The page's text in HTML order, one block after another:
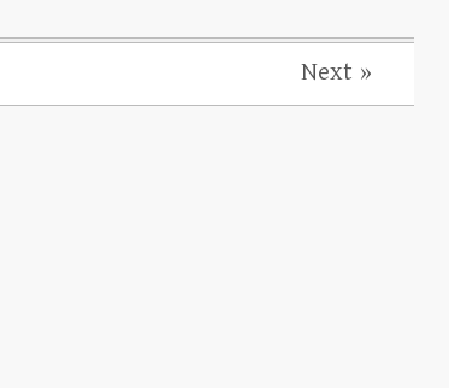
Next »